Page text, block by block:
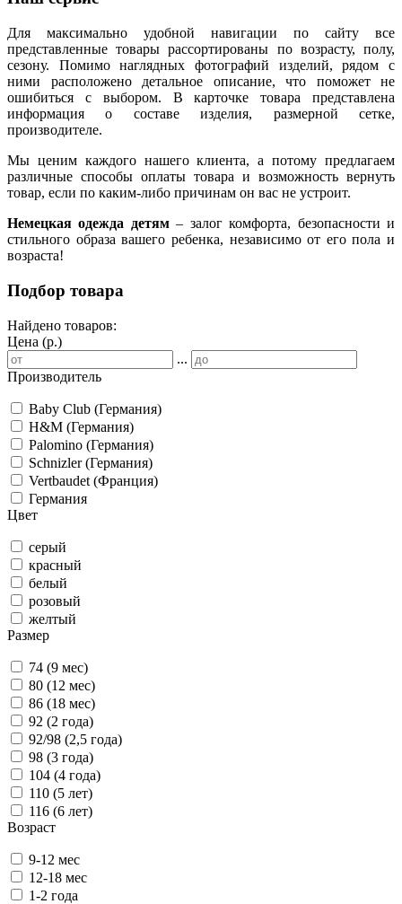
Для максимально удобной навигации по сайту все
представленные товары рассортированы по возрасту, полу,
сезону. Помимо наглядных фотографий изделий, рядом с
ними расположено детальное описание, что поможет не
ошибиться с выбором. В карточке товара представлена
информация о составе изделия, размерной сетке,
производителе.
Мы ценим каждого нашего клиента, а потому предлагаем
различные способы оплаты товара и возможность вернуть
товар, если по каким-либо причинам он вас не устроит.
Немецкая одежда детям– залог комфорта, безопасности и
стильного образа вашего ребенка, независимо от его пола и
возраста!
Подбор товара
Найдено товаров:
Цена (р.)
...
Производитель
Baby Club (Германия)
H&M (Германия)
Palomino (Германия)
Schnizler (Германия)
Vertbaudet (Франция)
Германия
Цвет
серый
красный
белый
розовый
желтый
Размер
74 (9 мес)
80 (12 мес)
86 (18 мес)
92 (2 года)
92/98 (2,5 года)
98 (3 года)
104 (4 года)
110 (5 лет)
116 (6 лет)
Возраст
9-12 мес
12-18 мес
1-2 года